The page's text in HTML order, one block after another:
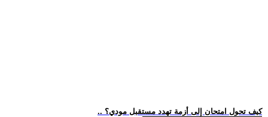
.. كيف تحول امتحان إلى أزمة تهدد مستقبل مودي؟